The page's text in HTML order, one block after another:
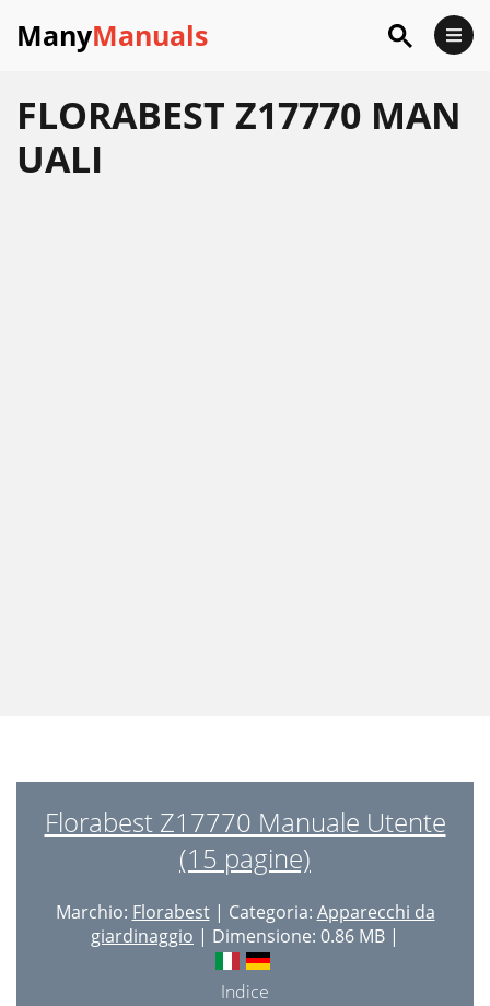
ManyManuals
FLORABEST Z17770 MAN
UALI
Florabest Z17770 Manuale Utente
(15 pagine)
Marchio: Florabest| Categoria: Apparecchi da
giardinaggio | Dimensione: 0.86 MB |
Indice